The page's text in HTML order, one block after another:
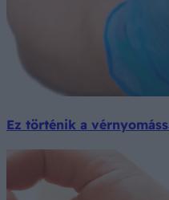
Ez történik a